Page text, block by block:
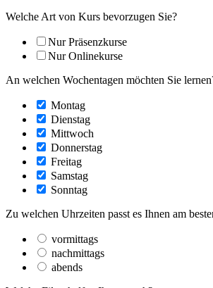
Welche Art von Kurs bevorzugen Sie?
Nur Präsenzkurse
Nur Onlinekurse
An welchen Wochentagen möchten Sie
Montag
Dienstag
Mittwoch
Donnerstag
Freitag
Samstag
Sonntag
Zu welchen Uhrzeiten passt es Ihnen am
vormittags
nachmittags
abends